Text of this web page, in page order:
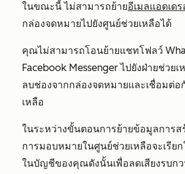
ในขณะนี้ ไม่สามารถย้ายอีเมลแอดเด
กล่องจดหมายไปยังศูนย์ช่วยเหลือได้
คุณไม่สามารถโอนย้ายแชทโฟลว์
Facebook Messenger ไปยังฝ่ายช่วย
ลบช่องจากกล่องจดหมายและเชื่อมต่อ
เหลือ
ในระหว่างขั้นตอนการย้ายข้อมูลการส
การมอบหมายในศูนย์ช่วยเหลือจะเรีย
ในบัญชีของคุณดังนั้นเพื่อลดเสียงรบก